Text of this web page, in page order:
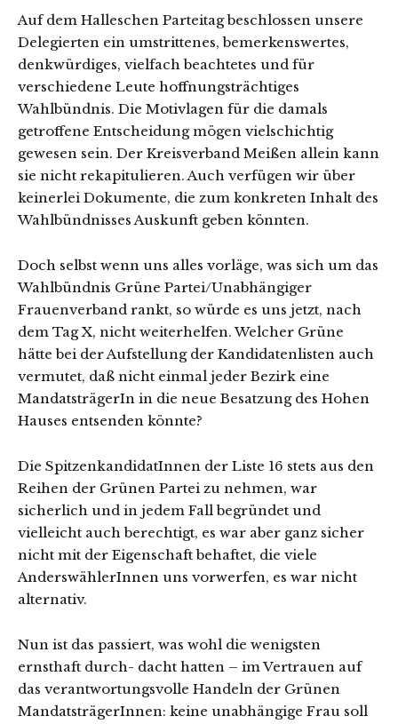
Auf dem Halleschen Parteitag beschlossen unsere
Delegierten ein umstrittenes, bemerkenswertes,
denkwürdiges, vielfach beachtetes und für
verschiedene Leute hoffnungsträchtiges
Wahlbündnis. Die Motivlagen für die damals
getroffene Entscheidung mögen vielschichtig
gewesen sein. Der Kreisverband Meißen allein kann
sie nicht rekapitulieren. Auch verfügen wir über
keinerlei Dokumente, die zum konkreten Inhalt des
Wahlbündnisses Auskunft geben könnten.
Doch selbst wenn uns alles vorläge, was sich um das
Wahlbündnis Grüne Partei/Unabhängiger
Frauenverband rankt, so würde es uns jetzt, nach
dem Tag X, nicht weiterhelfen. Welcher Grüne
hätte bei der Aufstellung der Kandidatenlisten auch
vermutet, daß nicht einmal jeder Bezirk eine
MandatsträgerIn in die neue Besatzung des Hohen
Hauses entsenden könnte?
Die SpitzenkandidatInnen der Liste 16 stets aus den
Reihen der Grünen Partei zu nehmen, war
sicherlich und in jedem Fall begründet und
vielleicht auch berechtigt, es war aber ganz sicher
nicht mit der Eigenschaft behaftet, die viele
AnderswählerInnen uns vorwerfen, es war nicht
alternativ.
Nun ist das passiert, was wohl die wenigsten
ernsthaft durch- dacht hatten – im Vertrauen auf
das verantwortungsvolle Handeln der Grünen
MandatsträgerInnen: keine unabhängige Frau soll